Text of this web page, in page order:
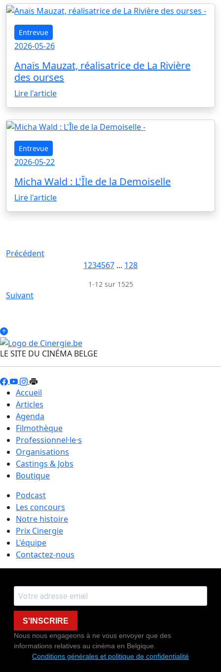
Entrevue
2026-05-26
Anaïs Mauzat, réalisatrice de La Rivière
des ourses
Lire l'article
Entrevue
2026-05-22
Micha Wald : L'Île de la Demoiselle
Lire l'article
Précédent
1234567 ... 128
1-12 sur 1525
Suivant
LE SITE DU CINÉMA BELGE
Accueil
Articles
Agenda
Filmothèque
Professionnel·le·s
Organisations
Castings & Jobs
Boutique
Podcast
Les concours
Notre histoire
Prix Cinergie
L'équipe
Contactez-nous
S'INSCRIRE
Nous nous engageons à ne vous envoyer que des
informations relatives au cinéma en Belgique.
Conditions générales et politique de confidentialité